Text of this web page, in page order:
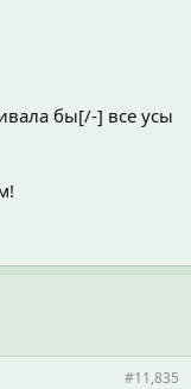
бы[/-] все усы
#11,835